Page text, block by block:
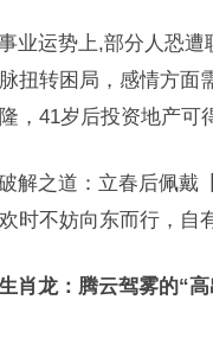
业运势上,部分人恐遭
扭转困局，感情方面
，41岁后投资地产可
解之道：立春后佩戴
时不妨向东而行，自
肖龙：腾云驾雾的“